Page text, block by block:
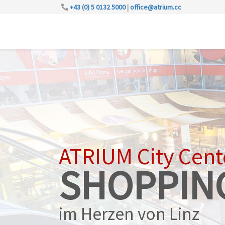
+43 (0) 5 0132 5000|office@atrium.cc
ATRIUM City
im Herzen von Linz